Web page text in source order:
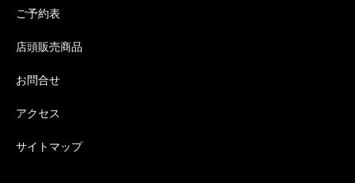
ご予約表
店頭販売商品
お問合せ
アクセス
サイトマップ